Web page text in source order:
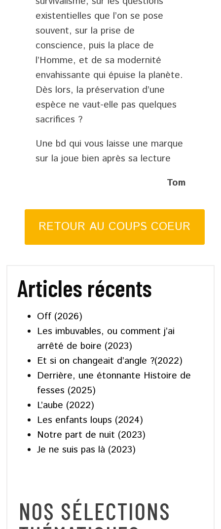
existentielles que l’on se pose
souvent, sur la prise de
conscience, puis la place de
l’Homme, et de sa modernité
envahissante qui épuise la planète.
Dès lors, la préservation d’une
espèce ne vaut-elle pas quelques
sacrifices ?
Une bd qui vous laisse une marque
sur la joue bien après sa lecture
Tom
RETOUR AU COUPS COEUR
Articles récents
Off (2026)
Les imbuvables, ou comment j’ai
arrêté de boire (2023)
Et si on changeait d’angle ?(2022)
Derrière, une étonnante Histoire de
fesses (2025)
L’aube (2022)
Les enfants loups (2024)
Notre part de nuit (2023)
Je ne suis pas là (2023)
NOS SÉLECTIONS